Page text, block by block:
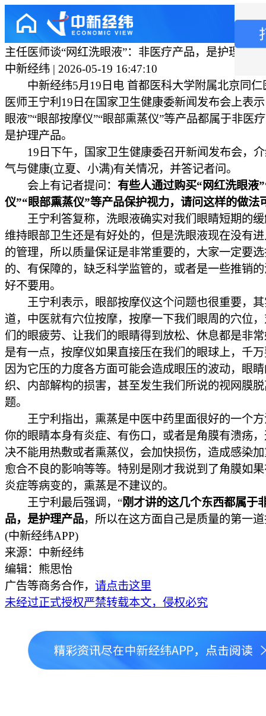
主任医师谈“网红洗眼液”：非医疗产品，是护理产品
中新经纬 | 2026-05-19 16:47:10
中新经纬5月19日电 首都医科大学附属北京同仁
医师王宁利19日在国家卫生健康委新闻发布会上表
眼液”“眼部按摩仪”“眼部熏蒸仪”等产品都属于非医
是护理产品。
19日下午，国家卫生健康委召开新闻发布会，介
气与健康(立夏、小满)有关情况，并答记者问。
会上有记者提问： 有些人通过购买“网红洗眼液
仪”“眼部熏蒸仪”等产品保护视力，请问这样的做法
王宁利答复称，洗眼液确实对我们眼睛短期的缓
维持眼部卫生还是有好处的，但是洗眼液现在没有
的管理，所以质量保证是非常重要的，大家一定要
的、有保障的，缺乏科学监管的，或者是一些推销
好不要用。
王宁利表示，眼部按摩仪这个问题也很重要，其
道，中医就有穴位按摩，按摩一下我们眼周的穴位
们的眼疲劳、让我们的眼睛得到放松、休息都是非
是有一点，按摩仪如果直接压在我们的眼球上，千
因为它压的力度各方面可能会造成眼压的波动，眼
织、内部解构的损害，甚至发生我们所说的视网膜
题。
王宁利指出，熏蒸是中医中药里面很好的一个方
你的眼睛本身有炎症、有伤口，或者是角膜有溃疡
决不能用热敷或者熏蒸仪，会加快损伤，造成感染
愈合不良的影响等等。特别是刚才我说到了角膜如
炎症等病变的，熏蒸是不建议的。
王宁利最后强调，“刚才讲的这几个东西都属于
品，是护理产品，所以在这方面自己是质量的第一
(中新经纬APP)
来源：中新经纬
编辑：熊思怡
广告等商务合作， 请点击这里
未经过正式授权严禁转载本文，侵权必究